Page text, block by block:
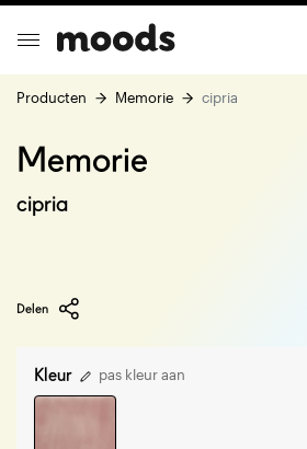
Producten Memorie cipria
Memorie
cipria
Delen
Kleur pas kleur aan